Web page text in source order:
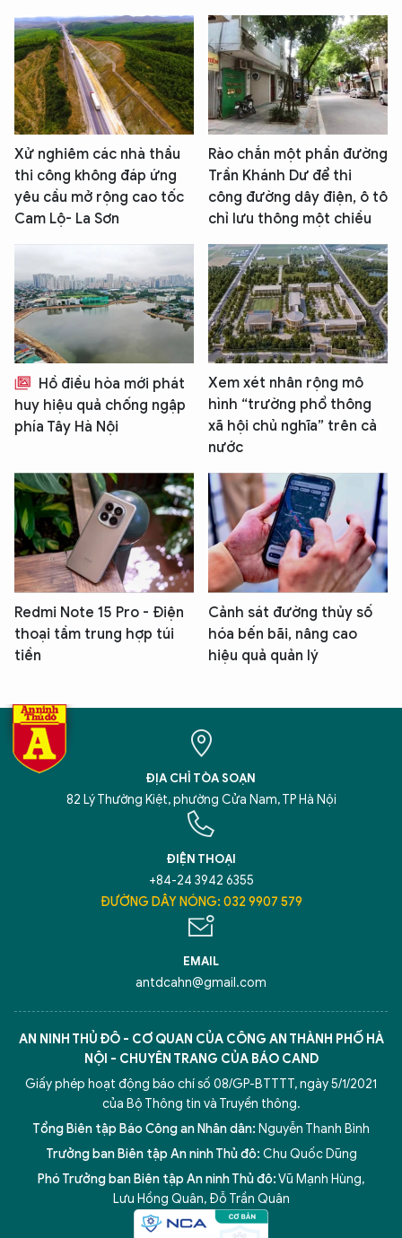
Xử nghiêm các nhà thầu
thi công không đáp ứng
yêu cầu mở rộng cao tốc
Cam Lộ- La Sơn
Rào chắn một phần đường
Trần Khánh Dư để thi
công đường dây điện, ô tô
chỉ lưu thông một chiều
Hồ điều hòa mới phát
huy hiệu quả chống ngập
phía Tây Hà Nội
Xem xét nhân rộng mô
hình “trường phổ thông
xã hội chủ nghĩa” trên cả
nước
Redmi Note 15 Pro - Điện
thoại tầm trung hợp túi
tiền
Cảnh sát đường thủy số
hóa bến bãi, nâng cao
hiệu quả quản lý
ĐỊA CHỈ TÒA SOẠN
82 Lý Thường Kiệt, phường Cửa Nam, TP Hà Nội
ĐIỆN THOẠI
+84-24 3942 6355
ĐƯỜNG DÂY NÓNG: 032 9907 579
EMAIL
antdcahn@gmail.com
AN NINH THỦ ĐÔ - CƠ QUAN CỦA CÔNG AN THÀNH PHỐ HÀ
NỘI - CHUYÊN TRANG CỦA BÁO CAND
Giấy phép hoạt động báo chí số 08/GP-BTTTT, ngày 5/1/2021
của Bộ Thông tin và Truyền thông.
Tổng Biên tập Báo Công an Nhân dân: Nguyễn Thanh Bình
Trưởng ban Biên tập An ninh Thủ đô: Chu Quốc Dũng
Phó Trưởng ban Biên tập An ninh Thủ đô:Vũ Mạnh Hùng,
Lưu Hồng Quân, Đỗ Trần Quân